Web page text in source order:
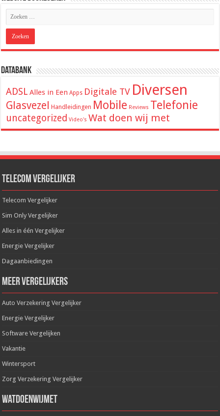
Databank
ADSL Alles in Een Apps Digitale TV Diversen
Glasvezel Handleidingen Mobile Reviews Telefonie
uncategorized Video's Wat doen wij met
Telecom Vergelijker
Telecom Vergelijker
Sim Only Vergelijker
Alles in één Vergelijker
Energie Vergelijker
Dagaanbiedingen
Meer Vergelijkers
Auto Verzekering Vergelijker
Energie Vergelijker
Software Vergelijken
Vakantie
Wintersport
Zorg Verzekering Vergelijker
WatDoenWijMet